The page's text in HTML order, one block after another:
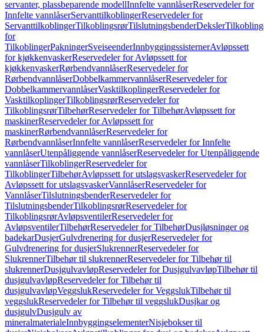
servanter, plassbeparende modellInnfelte vannlåserReservedeler for
Innfelte vannlåserServanttilkoblingerReservedeler for
ServanttilkoblingerTilkoblingsrørTilslutningsbenderDeksler
for
TilkoblingerPakningerSveiseenderInnbyggingssisternerAvløpssett
for kjøkkenvaskerReservedeler for Avløpssett for
kjøkkenvaskerRørbendvannlåserReservedeler for
RørbendvannlåserDobbelkammervannlåserReservedeler for
DobbelkammervannlåserVasktilkoplingerReservedeler for
VasktilkoplingerTilkoblingsrørReservedeler for
TilkoblingsrørTilbehørReservedeler for TilbehørAvløpssett for
maskinerReservedeler for Avløpssett for
maskinerRørbendvannlåserReservedeler for
RørbendvannlåserInnfelte vannlåserReservedeler for Innfelte
vannlåserUtenpåliggende vannlåserReservedeler for Utenpåliggende
vannlåserTilkoblingerReservedeler for
TilkoblingerTilbehørAvløpssett for utslagsvaskerReservedeler for
Avløpssett for utslagsvaskerVannlåserReservedeler for
VannlåserTilslutningsbenderReservedeler for
TilslutningsbenderTilkoblingsrørReservedeler for
TilkoblingsrørAvløpsventilerReservedeler for
AvløpsventilerTilbehørReservedeler for TilbehørDusjløsninger og
badekarDusjerGulvdrenering for dusjerReservedeler for
Gulvdrenering for dusjerSlukrennerReservedeler for
SlukrennerTilbehør til slukrennerReservedeler for Tilbehør til
slukrennerDusjgulvavløpReservedeler for DusjgulvavløpTilbehør til
dusjgulvavløpReservedeler for Tilbehør til
dusjgulvavløpVeggslukReservedeler for VeggslukTilbehør til
veggslukReservedeler for Tilbehør til veggslukDusjkar og
dusjgulvDusjgulv av
mineralmaterialeInnbyggingselementerNisjebokser til